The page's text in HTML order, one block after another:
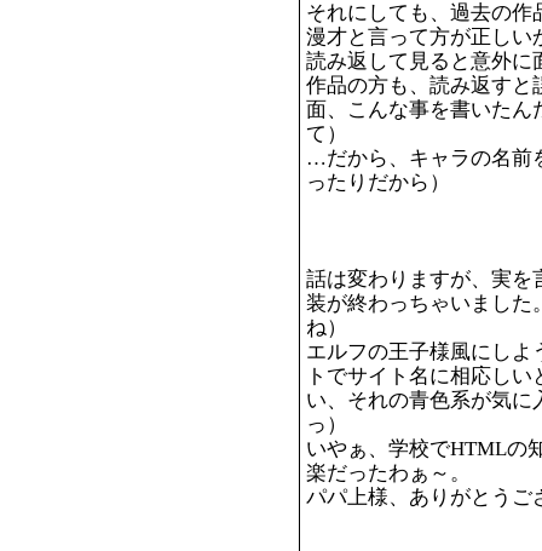
それにしても、過去の作
漫才と言って方が正しい
読み返して見ると意外に
作品の方も、読み返すと
面、こんな事を書いたん
て）
…だから、キャラの名前
ったりだから）
話は変わりますが、実を
装が終わっちゃいました
ね）
エルフの王子様風にしよ
トでサイト名に相応し
い、それの青色系が気に
っ）
いやぁ、学校でHTMLの
楽だったわぁ～。
パパ上様、ありがとうご